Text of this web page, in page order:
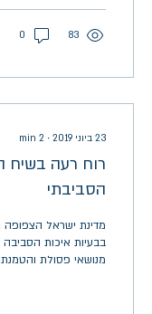
83
0
23 ביוני 2019 ∙
2
min
רוח רעה בשיח
הסביבתי
מדינת ישראל
בבעיות איכות
מנושאי פסולת